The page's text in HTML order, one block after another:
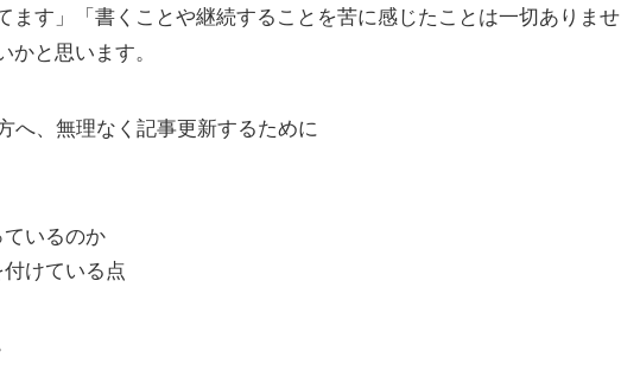
ます」「書くことや継続することを苦に感じたことは一切ありませ
かと思います。
へ、無理なく記事更新するために
いるのか
けている点